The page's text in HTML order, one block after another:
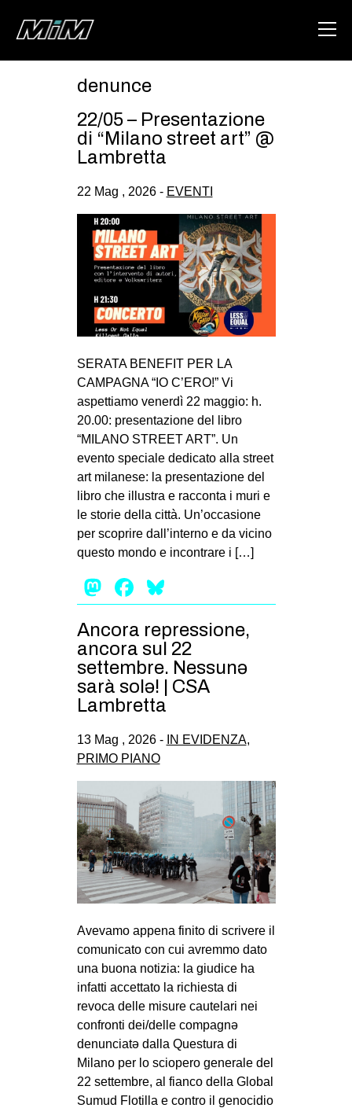
ABOUT
DEGENERAZIONE
GAZA FREESTYLE
CSOA LAMBRETTA
MSM
STUDENTI TSUNAMI
MILANO
MOBILITAZIONI
SPAZI
SPORT POPOLARE
MOVIMENTI
AMBIENTE
ANTIFASCISMO
DIRITTO ALL’ABITARE
GENERI
MIGRAZIONI
PRECARIATO
REPRESSIONE
STUDENTI
ARTE
MANIFESTI
MUSICA
RECENSIONI
INTERNAZIONALE
AMERICHE
ESTREMO ORIENTE
EUROPA
MEDIO ORIENTE
MONDO
EVENTI
denunce
22/05 – Presentazione
di “Milano street art” @
Lambretta
22 Mag , 2026 - EVENTI
SERATA BENEFIT PER LA
CAMPAGNA “IO C’ERO!” Vi
aspettiamo venerdì 22 maggio: h.
20.00: presentazione del libro
“MILANO STREET ART”. Un
evento speciale dedicato alla street
art milanese: la presentazione del
libro che illustra e racconta i muri e
le storie della città. Un’occasione
per scoprire dall’interno e da vicino
questo mondo e incontrare i […]
Mastodon
Facebook
Ancora repressione,
ancora sul 22
settembre. Nessunə
sarà solə! | CSA
Lambretta
13 Mag , 2026 - IN EVIDENZA,
PRIMO PIANO
Avevamo appena finito di scrivere il
comunicato con cui avremmo dato
una buona notizia: la giudice ha
infatti accettato la richiesta di
revoca delle misure cautelari nei
confronti dei/delle compagnə
denunciatə dalla Questura di
Milano per lo sciopero generale del
22 settembre, al fianco della Global
Sumud Flotilla e contro il genocidio